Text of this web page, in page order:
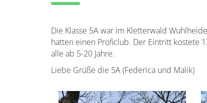
Die Klasse 5A war im Kletterwald
hatten einen Proficlub. Der Eintritt kostete
alle ab 5-20 Jahre.
Liebe Grüße die 5A (Federica und Malik)